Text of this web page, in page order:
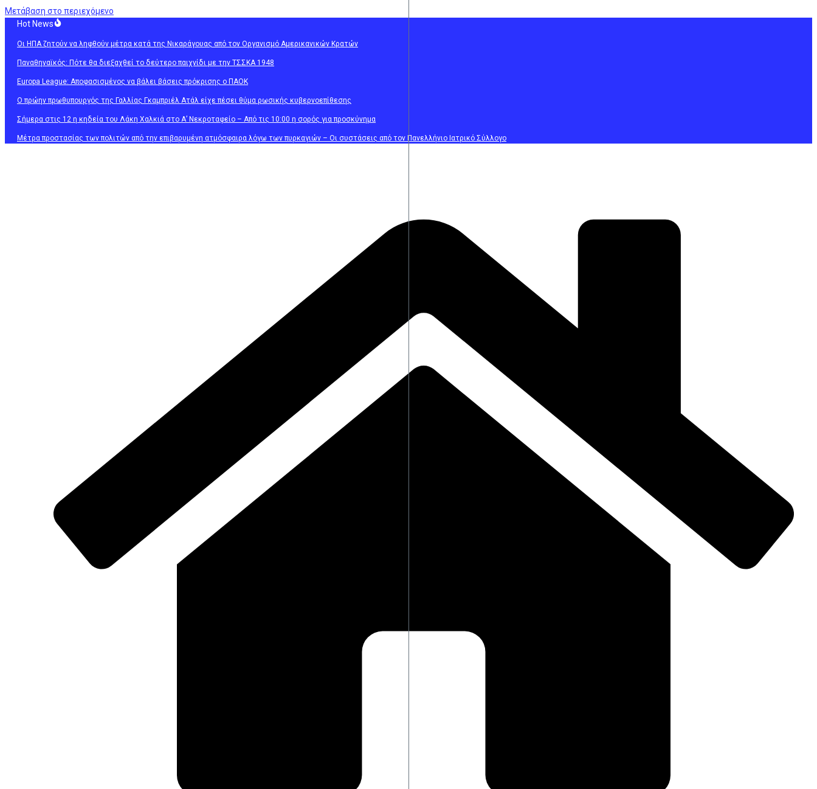
Μετάβαση στο περιεχόμενο
Hot News
Οι ΗΠΑ ζητούν να ληφθούν μέτρα κατά της Νικαράγουας από τον Οργανισμό Αμερικανικών Κρατών
Παναθηναϊκός: Πότε θα διεξαχθεί το δεύτερο παιχνίδι με την ΤΣΣΚΑ 1948
Europa League: Αποφασισμένος να βάλει βάσεις πρόκρισης ο ΠΑΟΚ
Ο πρώην πρωθυπουργός της Γαλλίας Γκαμπριέλ Ατάλ είχε πέσει θύμα ρωσικής κυβερνοεπίθεσης
Σήμερα στις 12 η κηδεία του Λάκη Χαλκιά στο Α’ Νεκροταφείο – Από τις 10:00 η σορός για προσκύνημα
Μέτρα προστασίας των πολιτών από την επιβαρυμένη ατμόσφαιρα λόγω των πυρκαγιών – Οι συστάσεις από τον Πανελλήνιο Ιατρικό Σύλλογο